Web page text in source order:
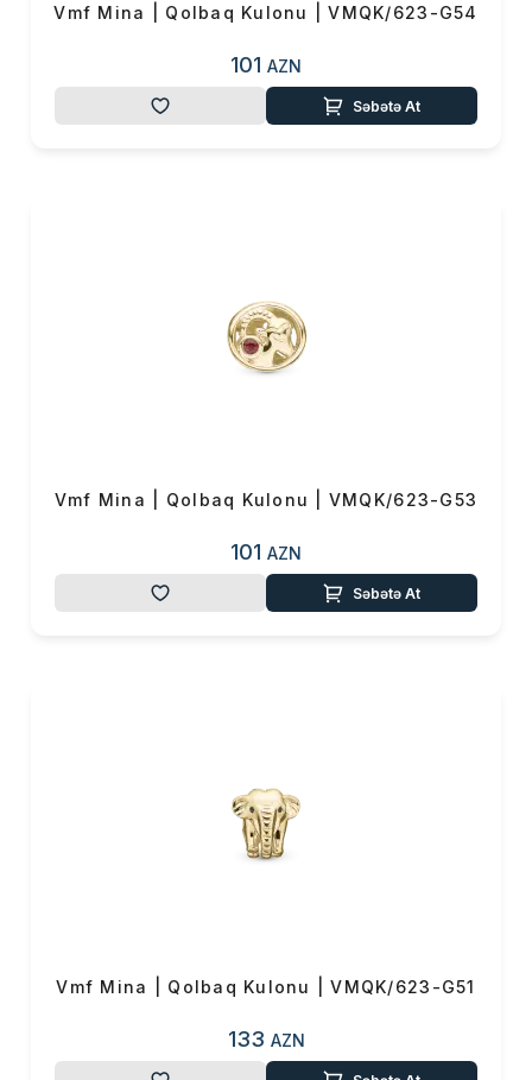
Vmf Mina | Qolbaq Kulonu | VMQK/623-G54
101 AZN
Səbətə At
Vmf Mina | Qolbaq Kulonu | VMQK/623-G53
101 AZN
Səbətə At
Vmf Mina | Qolbaq Kulonu | VMQK/623-G51
133 AZN